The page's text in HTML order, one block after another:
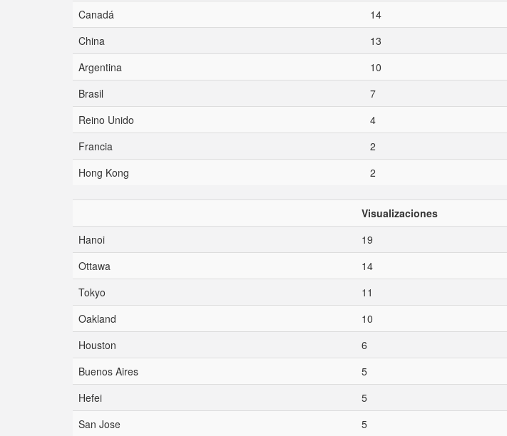
Canadá
14
China
13
Argentina
10
Brasil
7
Reino Unido
4
Francia
2
Hong Kong
2
Visualizaciones
Hanoi
19
Ottawa
14
Tokyo
11
Oakland
10
Houston
6
Buenos Aires
5
Hefei
5
San Jose
5